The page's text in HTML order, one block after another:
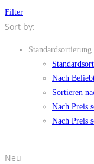
Filter
Sort by:
Standardsortierung
Nach
Sortieren
Nach Preis
Nach Preis
Neu